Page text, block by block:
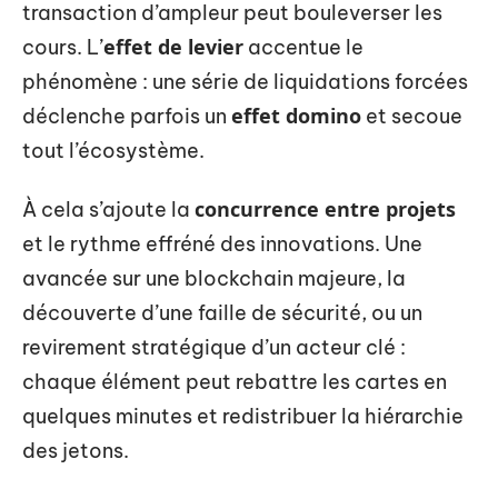
transaction d’ampleur peut bouleverser les
cours. L’effet de levier accentue le
phénomène : une série de liquidations forcées
déclenche parfois un effet domino et secoue
tout l’écosystème.
À cela s’ajoute la concurrence entre projets
et le rythme effréné des innovations. Une
avancée sur une blockchain majeure, la
découverte d’une faille de sécurité, ou un
revirement stratégique d’un acteur clé :
chaque élément peut rebattre les cartes en
quelques minutes et redistribuer la hiérarchie
des jetons.